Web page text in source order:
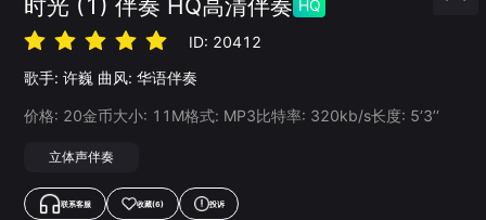
时光 (1) 伴奏 HQ高清伴奏 HQ
ID: 20412
歌手: 许巍 曲风: 华语伴奏
价格: 20金币大小: 11 M格式: MP3比特率: 320kb/s长度: 5‘3’‘
立体声伴奏
联系客服 收藏(6) 投诉